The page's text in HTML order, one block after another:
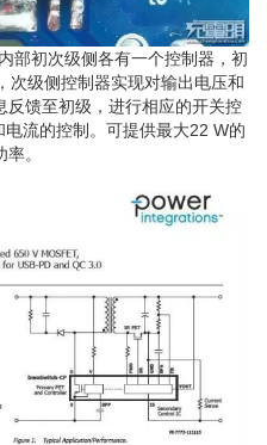
部初次级侧各有一个控制器，初
次级侧控制器实现对输出电压和
反馈至初级，进行相应的开关控
流的控制。可提供最大22 W的
。